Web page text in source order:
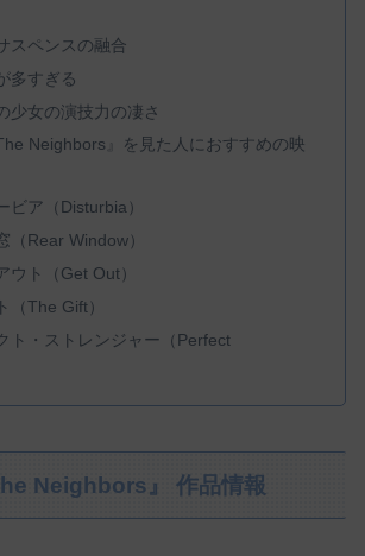
スペンスの融合
多すぎる
少女の演技力の凄さ
Neighbors』を見た人におすすめの映
ビア（Disturbia）
（Rear Window）
ウト（Get Out）
（The Gift）
ト・ストレンジャー（Perfect
Neighbors』 作品情報